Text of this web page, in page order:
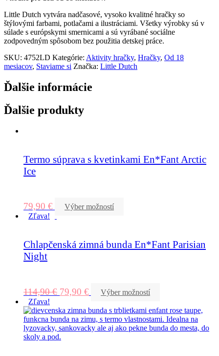
Little Dutch vytvára nadčasové, vysoko kvalitné hračky so
štýlovými farbami, potlačami a ilustráciami. Všetky výrobky sú v
súlade s európskymi smernicami a sú vyrábané sociálne
zodpovedným spôsobom bez použitia detskej práce.
SKU: 4752LD Kategórie: Aktivity hračky, Hračky, Od 18
mesiacov, Staviame si Značka: Little Dutch
Ďalšie informácie
Ďalšie produkty
Termo súprava s kvetinkami En*Fant Arctic
Ice
79,90 €
Výber možností
Zľava!
Chlapčenská zimná bunda En*Fant Parisian
Night
114,90€ 79,90 €
Výber možností
Zľava!